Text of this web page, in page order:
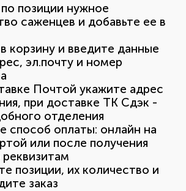
позиции нужное
саженцев и добавьте ее в
корзину и введите данные
эл.почту и номер
Почтой укажите адрес
при доставке ТК Сдэк -
отделения
способ оплаты: онлайн на
или после получения
реквизитам
позиции, их количество и
заказ